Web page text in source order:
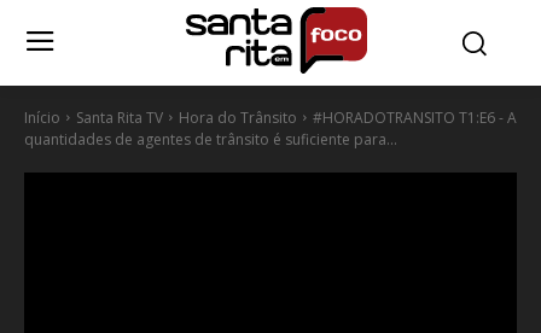
Início Santa Rita TV Hora do Trânsito
#HORADOTRANSITO T1:E6 - A
quantidades de agentes de trânsito é suficiente para...